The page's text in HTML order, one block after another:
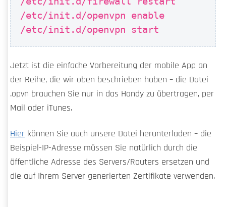
/etc/init.d/openvpn enable
/etc/init.d/openvpn start
Jetzt ist die einfache Vorbereitung der mobile App an
der Reihe, die wir oben beschrieben haben – die Datei
.opvn brauchen Sie nur in das Handy zu übertragen, per
Mail oder iTunes.
Hier können Sie auch unsere Datei herunterladen – die
Beispiel-IP-Adresse müssen Sie natürlich durch die
öffentliche Adresse des Servers/Routers ersetzen und
die auf Ihrem Server generierten Zertifikate verwenden.